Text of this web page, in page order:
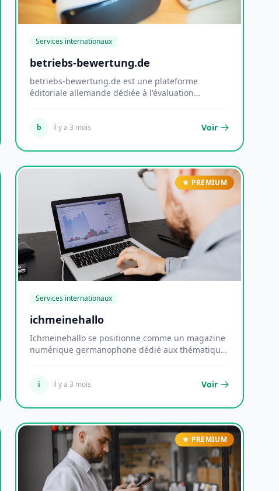
Services internationaux
betriebs-bewertung.de
betriebs-bewertung.de est une plateforme
éditoriale allemande dédiée à l'évaluation
b il y a 3 mois Voir
PREMIUM
Services internationaux
ichmeinehallo
Ichmeinehallo se positionne comme un magazine
numérique germanophone dédié aux thématiques
i il y a 3 mois Voir
PREMIUM